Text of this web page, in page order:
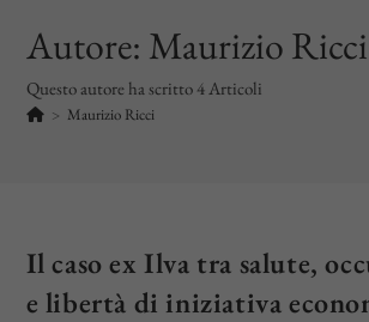
Autore: Maurizio Ricci
Questo autore ha scritto 4 Articoli
> Maurizio Ricci
Il caso ex Ilva tra salute,
e libertà di iniziativa